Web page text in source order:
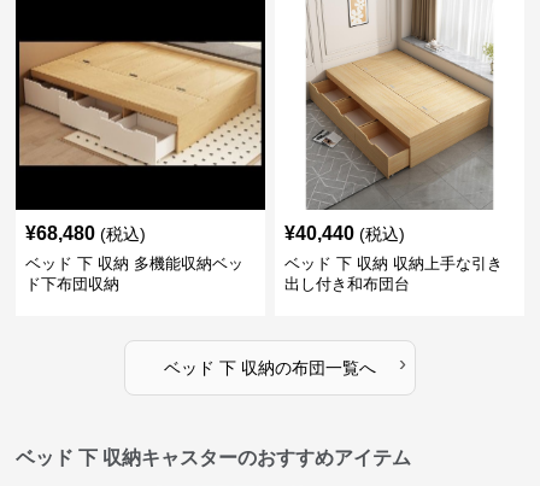
¥68,480 (税込)
ベッド 下 収納 多機能収納ベッ
ド下布団収納
¥40,440 (税込)
ベッド 下 収納 収納上手な引き
出し付き和布団台
ベッド 下 収納の布団一覧へ ›
ベッド 下 収納キャスターのおすすめアイテム